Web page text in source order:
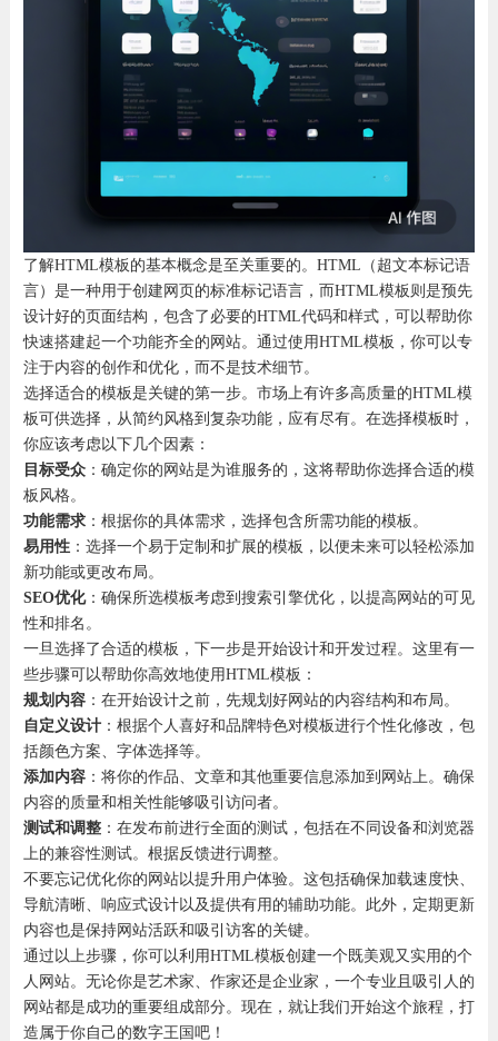
了解HTML模板的基本概念是至关重要的。HTML（超文本标记语
言）是一种用于创建网页的标准标记语言，而HTML模板则是预先
设计好的页面结构，包含了必要的HTML代码和样式，可以帮助你
快速搭建起一个功能齐全的网站。通过使用HTML模板，你可以专
注于内容的创作和优化，而不是技术细节。
选择适合的模板是关键的第一步。市场上有许多高质量的HTML模
板可供选择，从简约风格到复杂功能，应有尽有。在选择模板时，
你应该考虑以下几个因素：
目标受众：确定你的网站是为谁服务的，这将帮助你选择合适的模
板风格。
功能需求：根据你的具体需求，选择包含所需功能的模板。
易用性：选择一个易于定制和扩展的模板，以便未来可以轻松添加
新功能或更改布局。
SEO优化：确保所选模板考虑到搜索引擎优化，以提高网站的可见
性和排名。
一旦选择了合适的模板，下一步是开始设计和开发过程。这里有一
些步骤可以帮助你高效地使用HTML模板：
规划内容：在开始设计之前，先规划好网站的内容结构和布局。
自定义设计：根据个人喜好和品牌特色对模板进行个性化修改，包
括颜色方案、字体选择等。
添加内容：将你的作品、文章和其他重要信息添加到网站上。确保
内容的质量和相关性能够吸引访问者。
测试和调整：在发布前进行全面的测试，包括在不同设备和浏览器
上的兼容性测试。根据反馈进行调整。
不要忘记优化你的网站以提升用户体验。这包括确保加载速度快、
导航清晰、响应式设计以及提供有用的辅助功能。此外，定期更新
内容也是保持网站活跃和吸引访客的关键。
通过以上步骤，你可以利用HTML模板创建一个既美观又实用的个
人网站。无论你是艺术家、作家还是企业家，一个专业且吸引人的
网站都是成功的重要组成部分。现在，就让我们开始这个旅程，打
造属于你自己的数字王国吧！